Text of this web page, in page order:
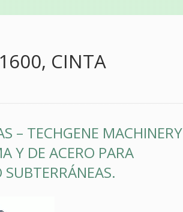
CINTA
– TECHGENE MACHINERY
Y DE ACERO PARA